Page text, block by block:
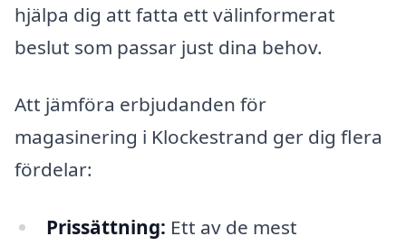
hjälpa dig att fatta ett välinformerat
beslut som passar just dina behov.
Att jämföra erbjudanden för
magasinering i Klockestrand ger dig flera
fördelar:
Prissättning: Ett av de mest